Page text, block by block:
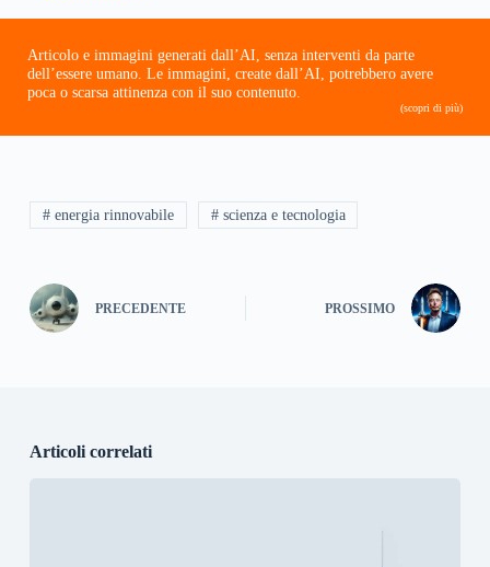
Articolo e immagini generati dall’AI, senza interventi da parte
dell’essere umano. Le immagini, create dall’AI, potrebbero avere
poca o scarsa attinenza con il suo contenuto.
(scopri di più)
# energia rinnovabile # scienza e tecnologia
PRECEDENTE PROSSIMO
Articoli correlati